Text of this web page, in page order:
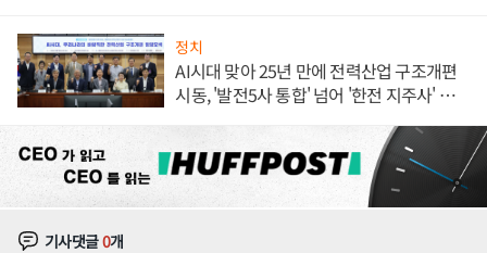
정치
AI시대 맞아 25년 만에 전력산업 구조개편
시동, '발전5사 통합' 넘어 '한전 지주사' 재편
기사댓글0개